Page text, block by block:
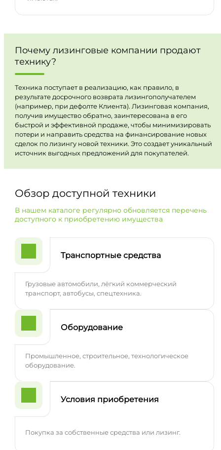
Почему лизинговые компании продают
технику?
Техника поступает в реализацию, как правило, в
результате досрочного возврата лизингополучателем
(например, при дефолте Клиента). Лизинговая компания,
получив имущество обратно, заинтересована в его
быстрой и эффективной продаже, чтобы минимизировать
потери и направить средства на финансирование новых
сделок по лизингу новой техники. Это создает уникальный
источник выгодных предложений для покупателей.
Обзор доступной техники
В нашем каталоге регулярно обновляется перечень
доступного к приобретению имущества
Транспортные средства
Грузовые автомобили, лёгкий коммерческий
транспорт, автобусы, спецтехника.
Оборудование
Промышленное, строительное, технологическое
оборудование.
Условия приобретения
Покупка за собственные средства или лизинг.